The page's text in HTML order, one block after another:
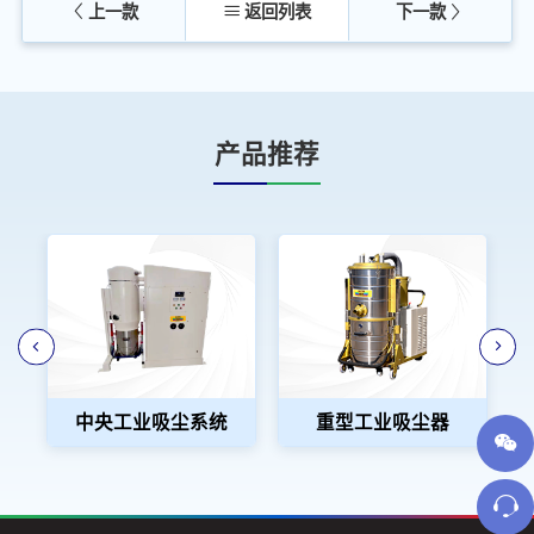
上一款 返回列表 下一款
产品推荐
中央工业吸尘系统 重型工业吸尘器